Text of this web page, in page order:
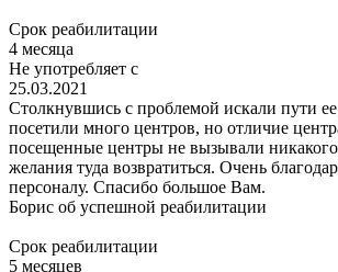
Срок реабилитации
4 месяца
Не употребляет с
25.03.2021
Столкнувшись с проблемой искали пути
посетили много центров, но отличие
посещенные центры не вызывали
желания туда возвратиться. Очень
персоналу. Спасибо большое Вам.
Борис об успешной реабилитации
Срок реабилитации
5 месяцев